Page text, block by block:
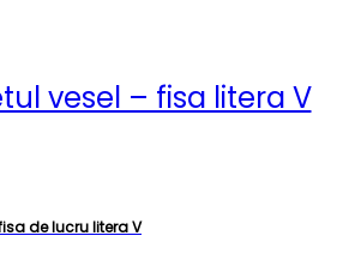
vesel – fisa litera V
de lucru litera V